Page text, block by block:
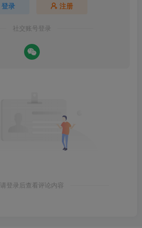
登录 注册
社交账号登录
请登录后查看评论内容